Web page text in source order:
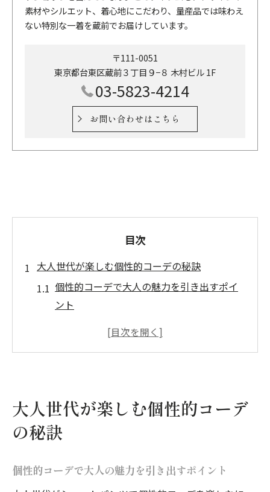
素材やシルエット、着心地にこだわり、量産品では味わえ
ない特別な一着を蔵前でお届けしています。
〒111-0051
東京都台東区蔵前３丁目９−８ 木村ビル 1F
03-5823-4214
お問い合わせはこちら
目次
大人世代が楽しむ個性的コーデの秘訣
個性的コーデで大人の魅力を引き出すポイ
ント
40代のショートパンツ個性的コーデ成功の
個性的コーデで春も夏も自分らしく着こな
す
ショートパンツで叶える上品な春の装い
個性的コーデで楽しむ春のショートパンツ
大人世代が楽しむ個性的コーデ
の秘訣
個性的コーデで大人の魅力を引き出すポイント